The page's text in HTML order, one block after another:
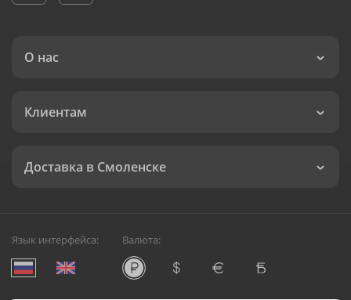
О нас
Клиентам
Доставка в Смоленске
Язык интерфейса: Валюта: